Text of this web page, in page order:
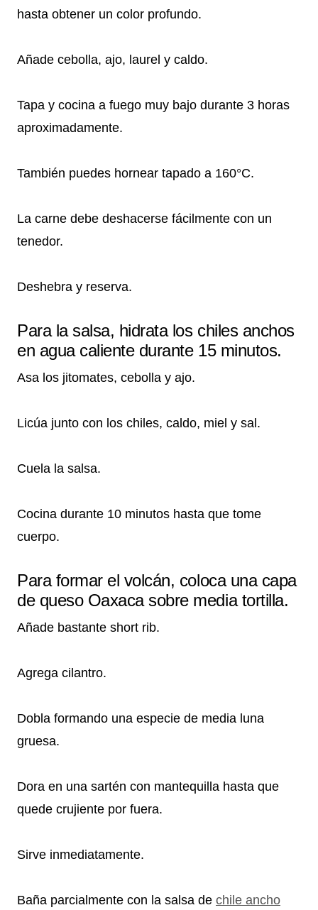
hasta obtener un color profundo.
Añade cebolla, ajo, laurel y caldo.
Tapa y cocina a fuego muy bajo durante 3 horas
aproximadamente.
También puedes hornear tapado a 160°C.
La carne debe deshacerse fácilmente con un
tenedor.
Deshebra y reserva.
Para la salsa, hidrata los chiles anchos
en agua caliente durante 15 minutos.
Asa los jitomates, cebolla y ajo.
Licúa junto con los chiles, caldo, miel y sal.
Cuela la salsa.
Cocina durante 10 minutos hasta que tome
cuerpo.
Para formar el volcán, coloca una capa
de queso Oaxaca sobre media tortilla.
Añade bastante short rib.
Agrega cilantro.
Dobla formando una especie de media luna
gruesa.
Dora en una sartén con mantequilla hasta que
quede crujiente por fuera.
Sirve inmediatamente.
Baña parcialmente con la salsa de chile ancho